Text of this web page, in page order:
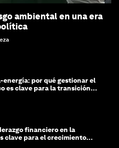
ambiental en una era
energía: por qué gestionar el
es clave para la transición
financiero en la
clave para el crecimiento